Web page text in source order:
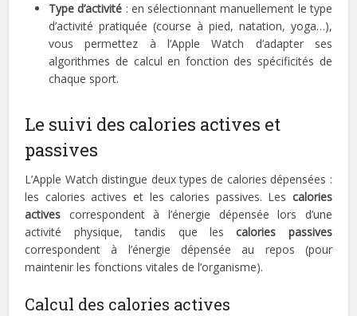
Type d’activité : en sélectionnant manuellement le type
d’activité pratiquée (course à pied, natation, yoga…),
vous permettez à l’Apple Watch d’adapter ses
algorithmes de calcul en fonction des spécificités de
chaque sport.
Le suivi des calories actives et
passives
L’Apple Watch distingue deux types de calories dépensées :
les calories actives et les calories passives. Les calories
actives correspondent à l’énergie dépensée lors d’une
activité physique, tandis que lescalories passives
correspondent à l’énergie dépensée au repos (pour
maintenir les fonctions vitales de l’organisme).
Calcul des calories actives